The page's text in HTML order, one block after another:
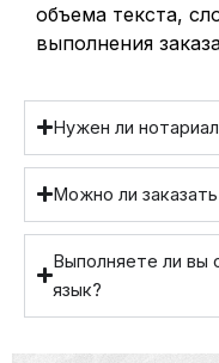
объема текста,
выполнения
Нужен ли
Можно ли
Выполняете ли вы
язык?